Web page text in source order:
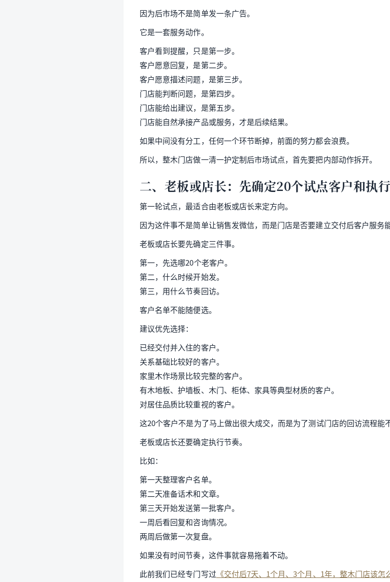
因为后市场不是简单发一条广告。
它是一套服务动作。
客户看到提醒，只是第一步。
客户愿意回复，是第二步。
客户愿意描述问题，是第三步。
门店能判断问题，是第四步。
门店能给出建议，是第五步。
门店能自然承接产品或服务，才是后续结果。
如果中间没有分工，任何一个环节断掉，前面的努力都会浪费。
所以，整木门店做一清一护定制后市场试点，首先要把内部动作拆开。
二、老板或店长：先确定20个试点客户和执
第一轮试点，最适合由老板或店长来定方向。
因为这件事不是简单让销售发微信，而是门店是否要建立交付后客户服务
老板或店长要先确定三件事。
第一，先选哪20个老客户。
第二，什么时候开始发。
第三，用什么节奏回访。
客户名单不能随便选。
建议优先选择：
已经交付并入住的客户。
关系基础比较好的客户。
家里木作场景比较完整的客户。
有木地板、护墙板、木门、柜体、家具等典型材质的客户。
对居住品质比较重视的客户。
这20个客户不是为了马上做出很大成交，而是为了测试门店的回访流程能
老板或店长还要确定执行节奏。
比如：
第一天整理客户名单。
第二天准备话术和文章。
第三天开始发送第一批客户。
一周后看回复和咨询情况。
两周后做第一次复盘。
如果没有时间节奏，这件事就容易拖着不动。
此前我们已经专门写过 《交付后7天、1个月、3个月、1年，整木门店该怎